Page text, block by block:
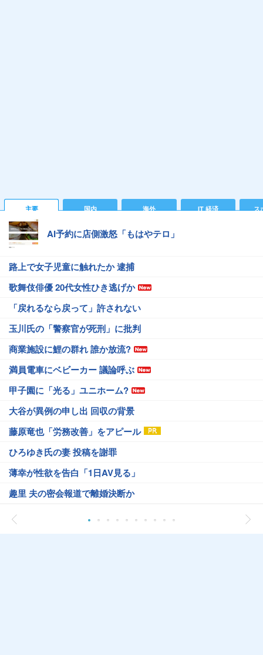
主要 国内 海外 IT 経済 ス
AI予約に店側激怒「もはやテロ」
路上で女子児童に触れたか 逮捕
歌舞伎俳優 20代女性ひき逃げか
「戻れるなら戻って」許されない
玉川氏の「警察官が死刑」に批判
商業施設に鯉の群れ 誰か放流?
満員電車にベビーカー 議論呼ぶ
甲子園に「光る」ユニホーム?
大谷が異例の申し出 回収の背景
藤原竜也「労務改善」をアピール
ひろゆき氏の妻 投稿を謝罪
薄幸が性欲を告白「1日AV見る」
趣里 夫の密会報道で離婚決断か